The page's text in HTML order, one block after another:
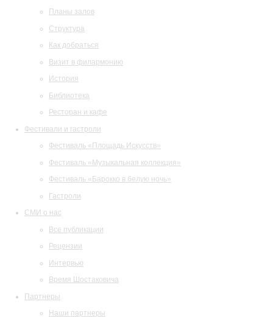
Планы залов
Структура
Как добраться
Визит в филармонию
История
Библиотека
Ресторан и кафе
Фестивали и гастроли
Фестиваль «Площадь Искусств»
Фестиваль «Музыкальная коллекция»
Фестиваль «Барокко в белую ночь»
Гастроли
СМИ о нас
Все публикации
Рецензии
Интервью
Время Шостаковича
Партнеры
Наши партнеры